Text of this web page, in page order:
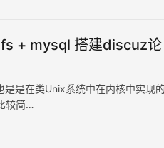
+ mysql 搭建discuz论
是在类Unix系统中在内核中实现
较简…